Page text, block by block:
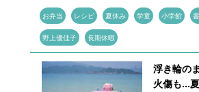
お弁当 レシピ 夏休み 学童 小学館
野上優佳子 長期休暇
浮き輪の
火傷も...